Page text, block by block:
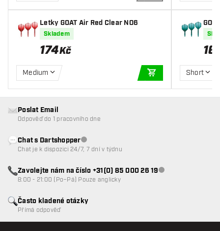
Letky GOAT Air Red Clear NO6
Skladem
174Kč
Medium
PŘIDAT DO KOŠÍKU
Short
Často kladené otázky
Přímá odpověď
Poslat Email
Odpověď do 1 pracovního dne
Chat s DartshopperZákaznický servis nedostupný
Chat je k dispozici 24/7, 7 dní v týdnu
Zavolejte nám na číslo +31(0) 85 000 26 19Zákaznický servis
8:00 - 21:00 (Po–Pá) Pouze anglicky